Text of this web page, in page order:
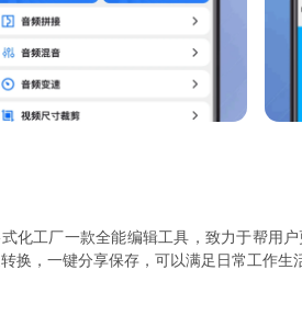
化工厂一款全能编辑工具，致力于帮用
换，一键分享保存，可以满足日常工作